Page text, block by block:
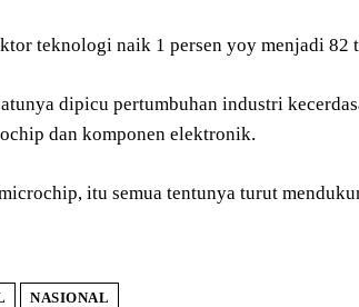
teknologi naik 1 persen yoy menjadi 82
dipicu pertumbuhan industri
dan komponen elektronik.
itu semua tentunya turut
NASIONAL